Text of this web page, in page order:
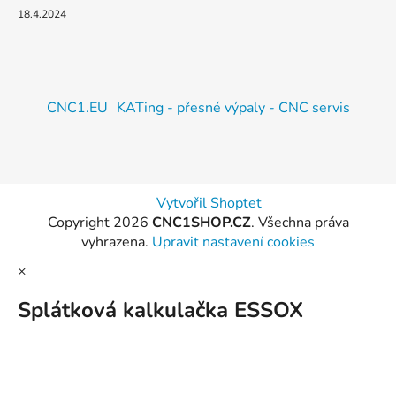
18.4.2024
CNC1.EU KATing - přesné výpaly - CNC servis
Vytvořil Shoptet
Copyright 2026 CNC1SHOP.CZ. Všechna práva
vyhrazena. Upravit nastavení cookies
×
Splátková kalkulačka ESSOX